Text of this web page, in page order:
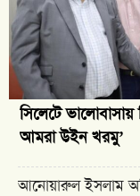
সিলেটে
আমরা উইন খরমু’
আনোয়ারুল ইসলাম